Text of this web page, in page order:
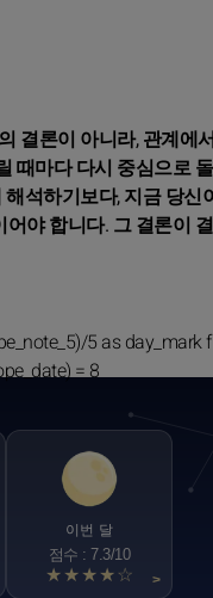
결론이 아니라, 관계에
때마다 다시 중심으로
석하기보다, 지금 당신
야 합니다. 그 결론이
5 as day_mark
= 8
이번 달
점수 : 7.3/10
★★★★☆ >